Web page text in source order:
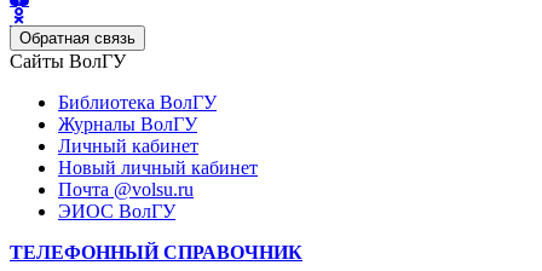
Обратная связь
Сайты ВолГУ
Библиотека ВолГУ
Журналы ВолГУ
Личный кабинет
Новый личный кабинет
Почта @volsu.ru
ЭИОС ВолГУ
ТЕЛЕФОННЫЙ СПРАВОЧНИК